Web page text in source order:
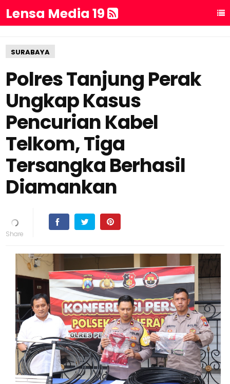
Lensa Media 19
SURABAYA
Polres Tanjung Perak
Ungkap Kasus
Pencurian Kabel
Telkom, Tiga
Tersangka Berhasil
Diamankan